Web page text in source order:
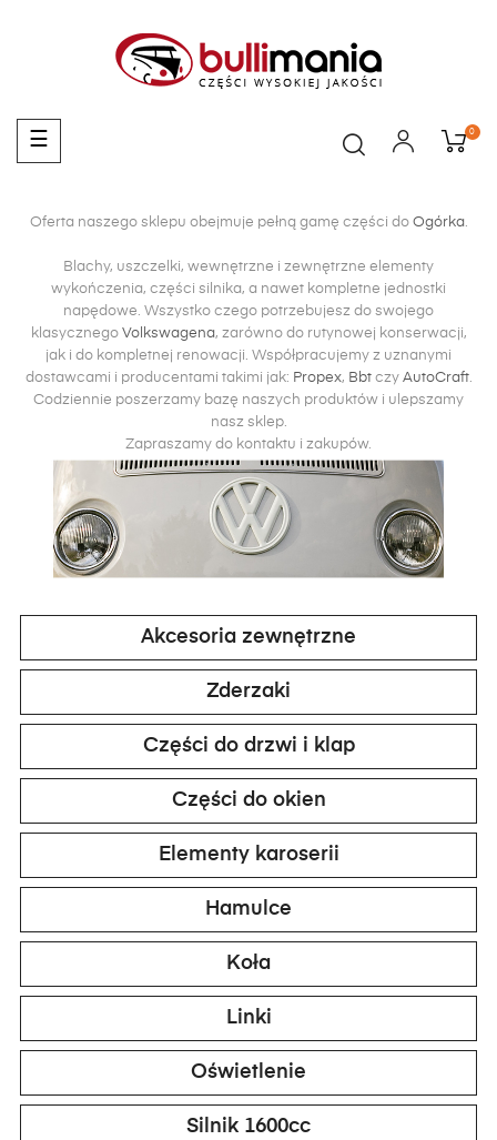
Toggle
navigation
☰ 0
Oferta naszego sklepu obejmuje pełną gamę części do Ogórka.
Blachy, uszczelki, wewnętrzne i zewnętrzne elementy
wykończenia, części silnika, a nawet kompletne jednostki
napędowe. Wszystko czego potrzebujesz do swojego
klasycznego Volkswagena, zarówno do rutynowej konserwacji,
jak i do kompletnej renowacji. Współpracujemy z uznanymi
dostawcami i producentami takimi jak: Propex, Bbtczy AutoCraft.
Codziennie poszerzamy bazę naszych produktów i ulepszamy
nasz sklep.
Zapraszamy do kontaktu i zakupów.
Akcesoria zewnętrzne
Zderzaki
Części do drzwi i klap
Części do okien
Elementy karoserii
Hamulce
Koła
Linki
Oświetlenie
Silnik 1600cc